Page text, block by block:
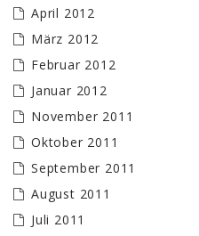
April 2012
März 2012
Februar 2012
Januar 2012
November 2011
Oktober 2011
September 2011
August 2011
Juli 2011